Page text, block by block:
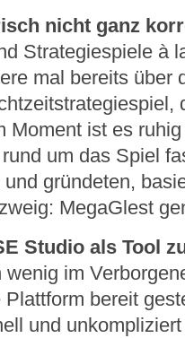
nicht ganz
Strategiespiele à
mal bereits über
Moment ist es
um das Spiel
gründeten,
MegaGlest
Studio als Tool
im
bereit
und